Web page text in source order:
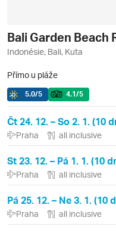
Bali Garden Beach
Indonésie, Bali, Kuta
Přímo u pláže
5.0/5 4.1/5
Čt 24. 12. – So 2. 1. (10
Praha all inclusive
St 23. 12. – Pá 1. 1. (10
Praha all inclusive
Pá 25. 12. – Ne 3. 1. (10
Praha all inclusive